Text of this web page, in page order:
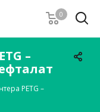
0
–
PETG –